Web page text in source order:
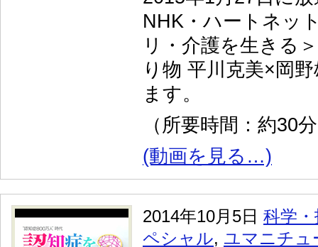
NHK・ハートネッ
リ・介護を生きる
り物 平川克美×岡
ます。
（所要時間：約30
(動画を見る…)
2014年10月5日 科学
ペシャル, ユマニチュ